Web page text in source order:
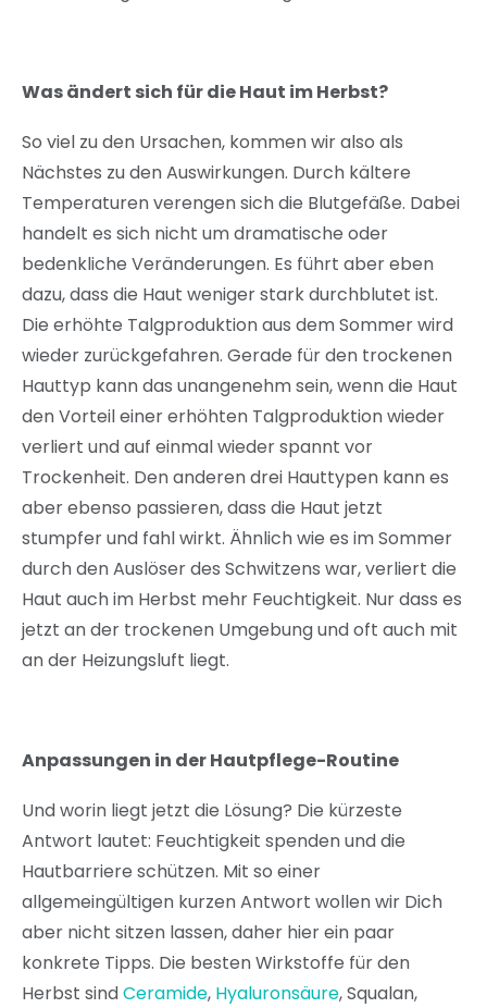
Was ändert sich für die Haut im Herbst?
So viel zu den Ursachen, kommen wir also als
Nächstes zu den Auswirkungen. Durch kältere
Temperaturen verengen sich die Blutgefäße. Dabei
handelt es sich nicht um dramatische oder
bedenkliche Veränderungen. Es führt aber eben
dazu, dass die Haut weniger stark durchblutet ist.
Die erhöhte Talgproduktion aus dem Sommer wird
wieder zurückgefahren. Gerade für den trockenen
Hauttyp kann das unangenehm sein, wenn die Haut
den Vorteil einer erhöhten Talgproduktion wieder
verliert und auf einmal wieder spannt vor
Trockenheit. Den anderen drei Hauttypen kann es
aber ebenso passieren, dass die Haut jetzt
stumpfer und fahl wirkt. Ähnlich wie es im Sommer
durch den Auslöser des Schwitzens war, verliert die
Haut auch im Herbst mehr Feuchtigkeit. Nur dass es
jetzt an der trockenen Umgebung und oft auch mit
an der Heizungsluft liegt.
Anpassungen in der Hautpflege-Routine
Und worin liegt jetzt die Lösung? Die kürzeste
Antwort lautet: Feuchtigkeit spenden und die
Hautbarriere schützen. Mit so einer
allgemeingültigen kurzen Antwort wollen wir Dich
aber nicht sitzen lassen, daher hier ein paar
konkrete Tipps. Die besten Wirkstoffe für den
Herbst sindCeramide, Hyaluronsäure, Squalan,